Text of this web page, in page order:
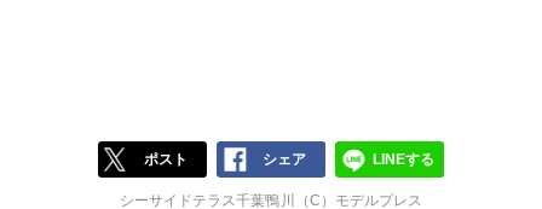
ポスト シェア LINEする
シーサイドテラス千葉鴨川（C）モデルプレス